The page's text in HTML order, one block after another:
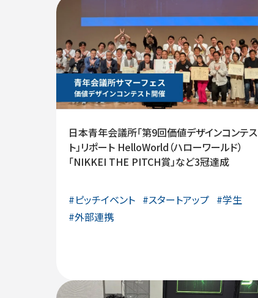
日本青年会議所「第9回価値デザインコンテス
ト」リポート HelloWorld（ハローワールド）
「NIKKEI THE PITCH賞」など3冠達成
#ピッチイベント #スタートアップ #学生
#外部連携